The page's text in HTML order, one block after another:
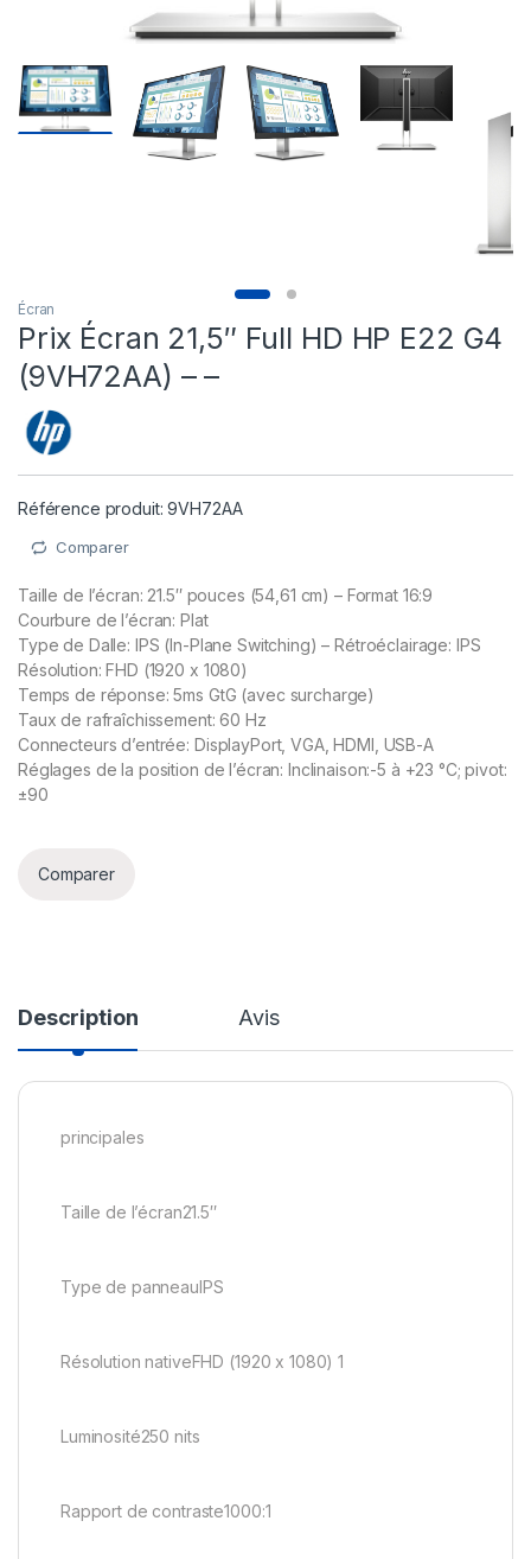
Écran
Prix Écran 21,5″ Full HD HP E22 G4
(9VH72AA) – –
Référence produit: 9VH72AA
Comparer
Taille de l’écran: 21.5″ pouces (54,61 cm) – Format 16:9
Courbure de l’écran: Plat
Type de Dalle: IPS (In-Plane Switching) – Rétroéclairage: IPS
Résolution: FHD (1920 x 1080)
Temps de réponse: 5ms GtG (avec surcharge)
Taux de rafraîchissement: 60 Hz
Connecteurs d’entrée: DisplayPort, VGA, HDMI, USB-A
Réglages de la position de l’écran: Inclinaison:-5 à +23 °C; pivot:
±90
Comparer
Description Avis
principales
Taille de l’écran21.5″
Type de panneauIPS
Résolution nativeFHD (1920 x 1080) 1
Luminosité250 nits
Rapport de contraste1000:1